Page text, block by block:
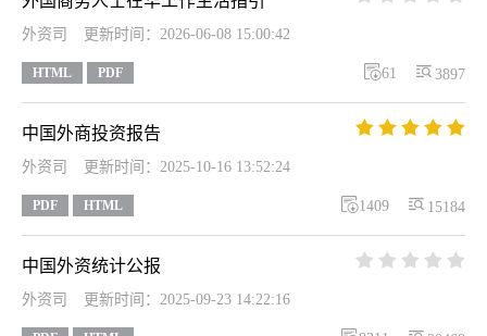
外资司 更新时间：2026-06-08 15:00:42
HTML PDF  3897
61
中国外商投资报告     
外资司 更新时间：2025-10-16 13:52:24
PDF HTML  15184
1409
中国外资统计公报     
外资司 更新时间：2025-09-23 14:22:16